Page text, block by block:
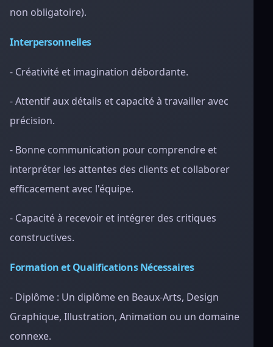
non obligatoire).
Interpersonnelles
- Créativité et imagination débordante.
- Attentif aux détails et capacité à travailler avec
précision.
- Bonne communication pour comprendre et
interpréter les attentes des clients et collaborer
efficacement avec l'équipe.
- Capacité à recevoir et intégrer des critiques
constructives.
Formation et Qualifications Nécessaires
- Diplôme : Un diplôme en Beaux-Arts, Design
Graphique, Illustration, Animation ou un domaine
connexe.